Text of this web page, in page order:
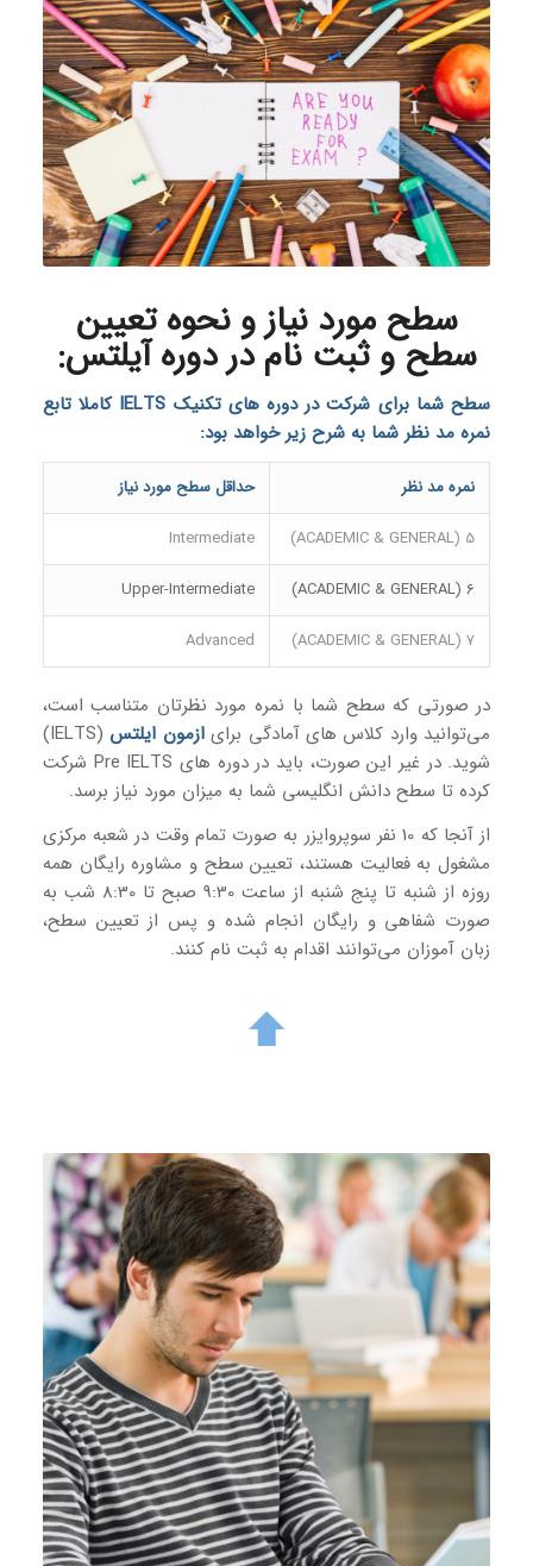
سطح مورد نیاز و نحوه تعیین
سطح و ثبت نام در دوره آیلتس:
سطح شما برای شرکت در دوره های تکنیک IELTS کاملا تابع
نمره مد نظر شما به شرح زیر خواهد بود:
نمره مد نظر حداقل سطح مورد نیاز
5 (ACADEMIC & GENERAL)
Intermediate
6 (ACADEMIC & GENERAL)
Upper-Intermediate
7 (ACADEMIC & GENERAL)
Advanced
در صورتی که سطح شما با نمره مورد نظرتان متناسب است،
می‌توانید وارد کلاس های آمادگی برایازمون ایلتس
(IELTS)
شوید. در غیر این صورت، باید در دوره های Pre IELTS شرکت
کرده تا سطح دانش انگلیسی شما به میزان مورد نیاز برسد.
از آنجا که 10 نفر سوپروایزر به صورت تمام وقت در شعبه مرکزی
مشغول به فعالیت هستند، تعیین سطح و مشاوره رایگان همه
روزه از شنبه تا پنج شنبه از ساعت 9:30 صبح تا 8:30 شب به
صورت شفاهی و رایگان انجام شده و پس از تعیین سطح،
زبان آموزان می‌توانند اقدام به ثبت نام کنند.